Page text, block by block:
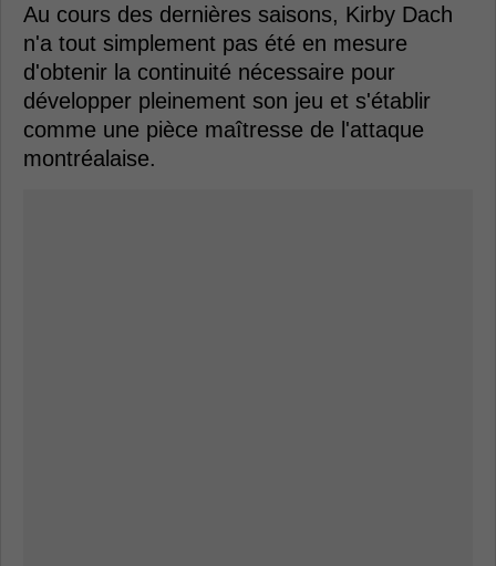
Au cours des dernières saisons, Kirby Dach
n'a tout simplement pas été en mesure
d'obtenir la continuité nécessaire pour
développer pleinement son jeu et s'établir
comme une pièce maîtresse de l'attaque
montréalaise.